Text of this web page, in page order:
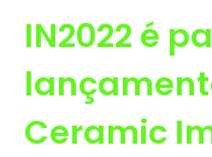
IN2022 é
Ceramic